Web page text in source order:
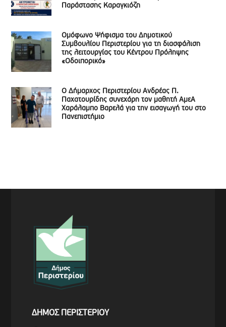
Παράστασης Καραγκιόζη
Ομόφωνο Ψήφισμα του Δημοτικού
Συμβουλίου Περιστερίου για τη διασφάλιση
της λειτουργίας του Κέντρου Πρόληψης
«Οδοιπορικό»
Ο Δήμαρχος Περιστερίου Ανδρέας Π.
Παχατουρίδης συνεχάρη τον μαθητή ΑμεΑ
Χαράλαμπο Βαρελά για την εισαγωγή του στο
Πανεπιστήμιο
ΔΗΜΟΣ ΠΕΡΙΣΤΕΡΙΟΥ